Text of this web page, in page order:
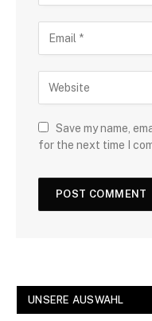
Save my name,
for the next time I
UNSERE AUSWAHL